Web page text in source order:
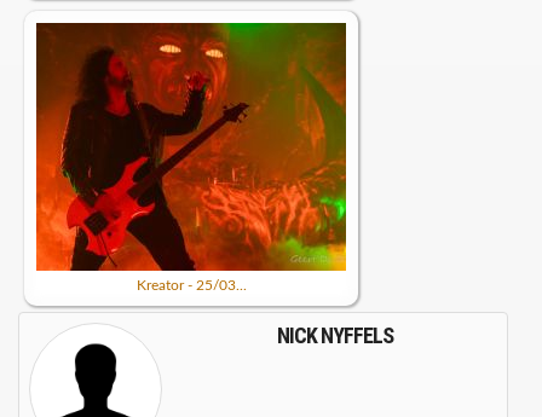
Kreator - 25/03...
NICK NYFFELS